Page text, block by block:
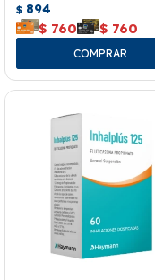
$ 894
$ 760 $ 760